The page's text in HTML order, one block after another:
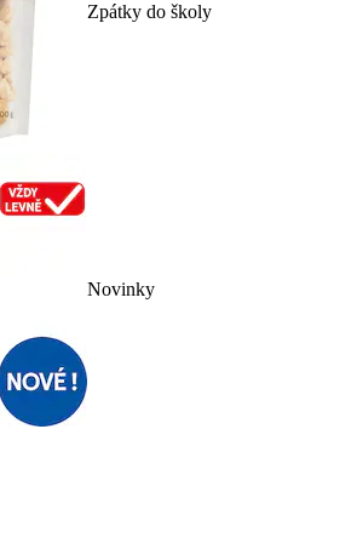
Zpátky do školy
Novinky